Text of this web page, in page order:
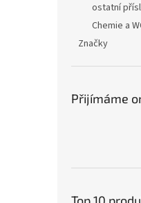
ostatní
Chemie a
Značky
Přijímáme